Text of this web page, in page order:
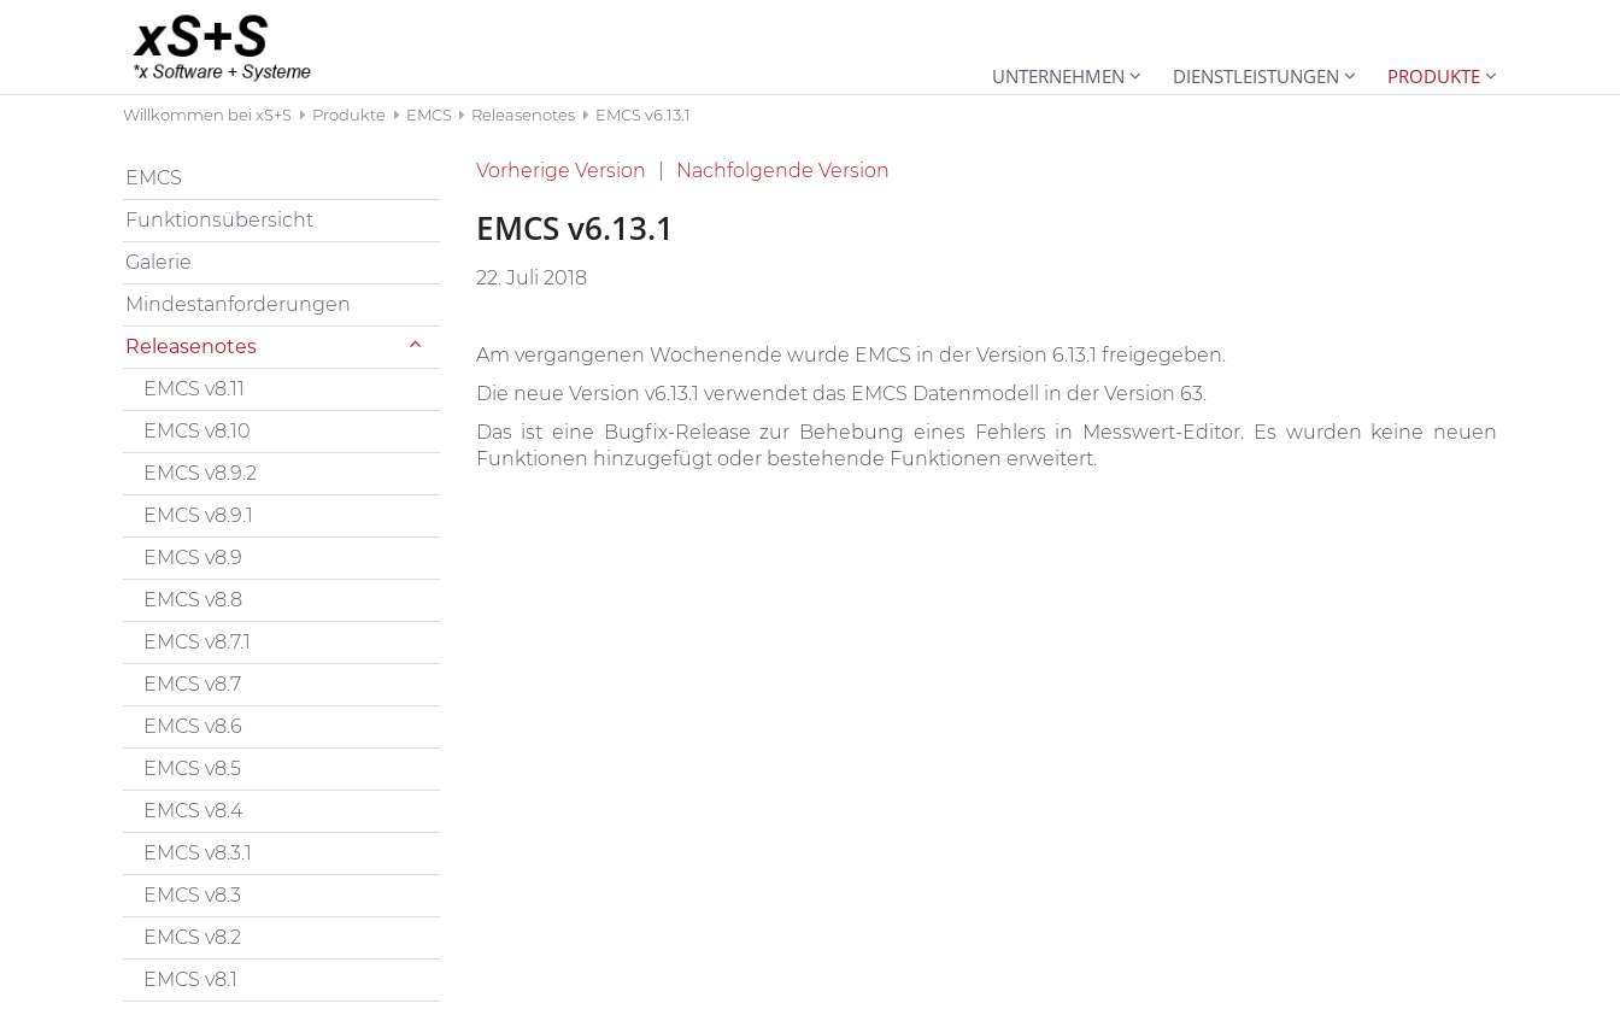
UNTERNEHMEN DIENSTLEISTUNGEN PRODUKTE
Willkommen bei xS+S Produkte EMCS Releasenotes EMCS v6.13.1
Vorherige Version Nachfolgende Version
EMCS v6.13.1
22. Juli 2018
Am vergangenen Wochenende wurde EMCS in der Version 6.13.1 freigegeben.
Die neue Version v6.13.1 verwendet das EMCS Datenmodell in der Version 63.
Das ist eine Bugfix-Release zur Behebung eines Fehlers in Messwert-Editor. Es wurden keine neuen
Funktionen hinzugefügt oder bestehende Funktionen erweitert.
EMCS
Funktionsübersicht
Galerie
Mindestanforderungen
Releasenotes
EMCS v8.11
EMCS v8.10
EMCS v8.9.2
EMCS v8.9.1
EMCS v8.9
EMCS v8.8
EMCS v8.7.1
EMCS v8.7
EMCS v8.6
EMCS v8.5
EMCS v8.4
EMCS v8.3.1
EMCS v8.3
EMCS v8.2
EMCS v8.1